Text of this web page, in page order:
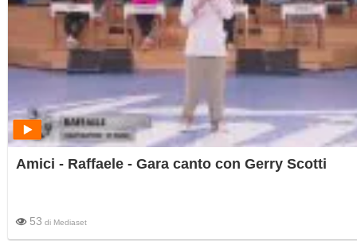
Amici - Raffaele - Gara canto con Gerry Scotti
53 di Mediaset